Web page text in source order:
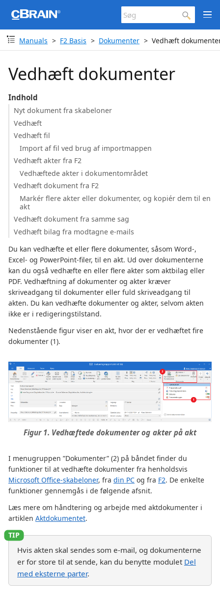
Manuals F2 Basis Dokumenter Vedhæft
Vedhæft dokumenter
Indhold
Nyt dokument fra skabeloner
Vedhæft
Vedhæft fil
Import af fil ved brug af importmappen
Vedhæft akter fra F2
Vedhæftede akter i dokumentområdet
Vedhæft dokument fra F2
Markér flere akter eller dokumenter, og kopiér dem til en
akt
Vedhæft dokument fra samme sag
Vedhæft bilag fra modtagne e-mails
Du kan vedhæfte et eller flere dokumenter, såsom Word-,
Excel- og PowerPoint-filer, til en akt. Ud over dokumenterne
kan du også vedhæfte en eller flere akter som aktbilag eller
PDF. Vedhæftning af dokumenter og akter kræver
skriveadgang til dokumenter eller fuld skriveadgang til
akten. Du kan vedhæfte dokumenter og akter, selvom akten
ikke er i redigeringstilstand.
Nedenstående figur viser en akt, hvor der er vedhæftet fire
dokumenter (1).
Figur 1. Vedhæftede dokumenter og akter på akt
I menugruppen ”Dokumenter” (2) på båndet finder du
funktioner til at vedhæfte dokumenter fra henholdsvis
Microsoft Office-skabeloner, fra din PC og fra F2. De enkelte
funktioner gennemgås i de følgende afsnit.
Læs mere om håndtering og arbejde med aktdokumenter i
artiklen Aktdokumentet.
Hvis akten skal sendes som e-mail, og dokumenterne
er for store til at sende, kan du benytte modulet Del
med eksterne parter.